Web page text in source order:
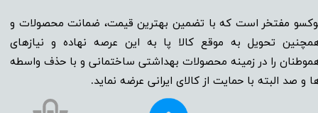
مفتخر است که با تضمین بهترین قیمت، ضمانت محصولات و
تحویل به موقع کالا پا به این عرصه نهاده و نیاز‌‌‌‌‌‌‌‌های
را در زمینه‌‌‌ محصولات بهداشتی ساختمانی و با حذف واسطه
و صد البته با حمایت از کالای ایرانی عرضه نماید.